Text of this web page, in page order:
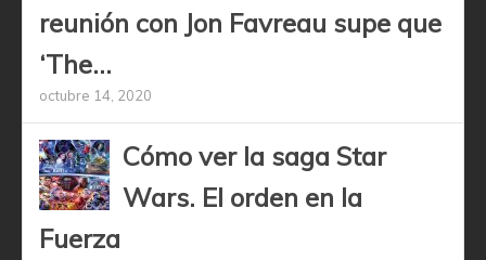
reunión con Jon Favreau supe que
‘The...
octubre 14, 2020
Cómo ver la saga Star
Wars. El orden en la
Fuerza